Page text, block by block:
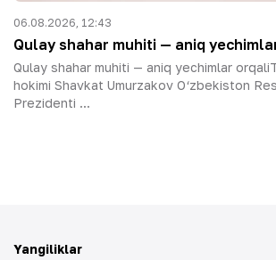
06.08.2026, 12:43
Qulay shahar muhiti — aniq
Qulay shahar muhiti — aniq yechimlar
hokimi Shavkat Umurzakov O‘zbekiston
Prezidenti ...
Yangiliklar